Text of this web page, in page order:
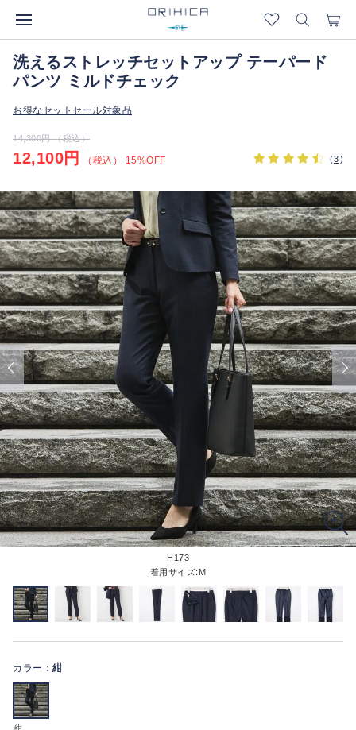
洗えるストレッチセットアップ テーパード
パンツ ミルドチェック
お得なセットセール対象品
14,300円 （税込）
12,100円 （税込） 15%OFF (3)
H173
着用サイズ:M
カラー： 紺
紺